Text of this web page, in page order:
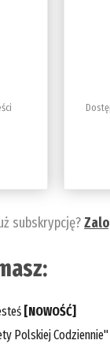
subskrypcję?
[NOWOŚĆ]
Polskiej Codziennie"